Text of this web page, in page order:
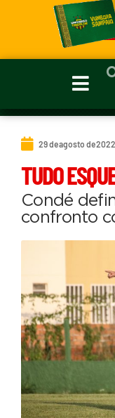
29 de agosto de
TUDO
Condé
confronto